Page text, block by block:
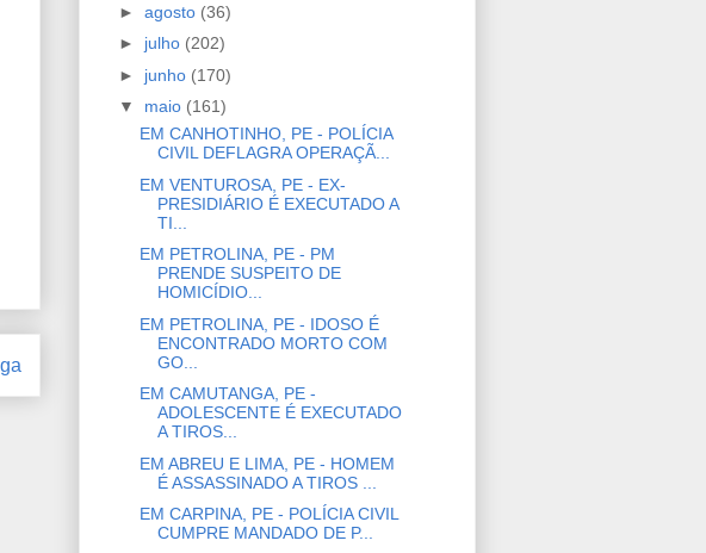
► agosto (36)
► julho (202)
► junho (170)
▼ maio (161)
EM CANHOTINHO, PE - POLÍCIA
CIVIL DEFLAGRA OPERAÇÃ...
EM VENTUROSA, PE - EX-
PRESIDIÁRIO É EXECUTADO A
TI...
EM PETROLINA, PE - PM
PRENDE SUSPEITO DE
HOMICÍDIO...
EM PETROLINA, PE - IDOSO É
ENCONTRADO MORTO COM
GO...
EM CAMUTANGA, PE -
ADOLESCENTE É EXECUTADO
A TIROS...
EM ABREU E LIMA, PE - HOMEM
É ASSASSINADO A TIROS ...
EM CARPINA, PE - POLÍCIA CIVIL
CUMPRE MANDADO DE P...